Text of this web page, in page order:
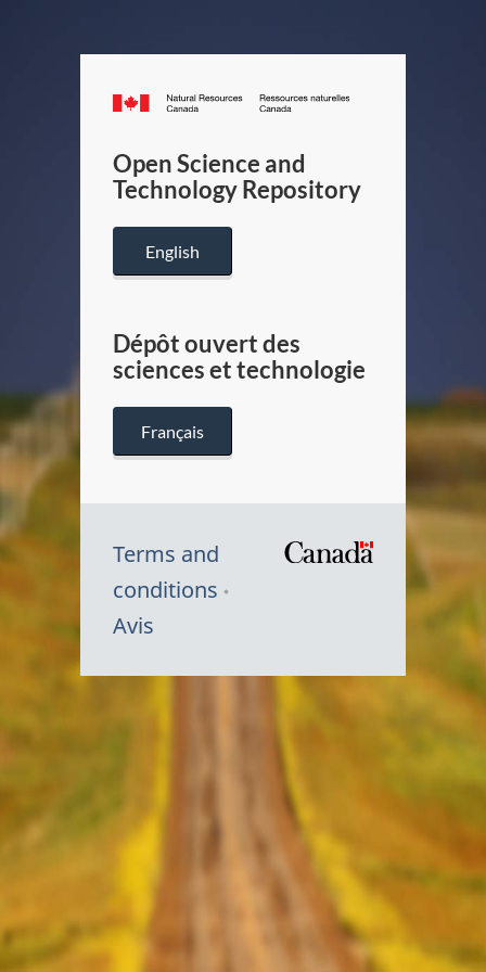
Canada.ca
/
Canada
Open Science and
Technology Repository
English
Dépôt ouvert des
sciences et technologie
Français
Terms and
conditions
Avis
Symbole
Canada